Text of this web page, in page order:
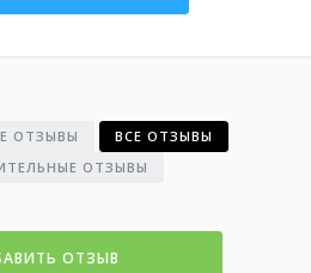
ОТЗЫВЫ
ВСЕ ОТЗЫВЫ
ОТЗЫВЫ
ОТЗЫВ